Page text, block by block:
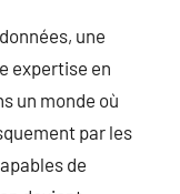
une
expertise en
un monde où
par les
de